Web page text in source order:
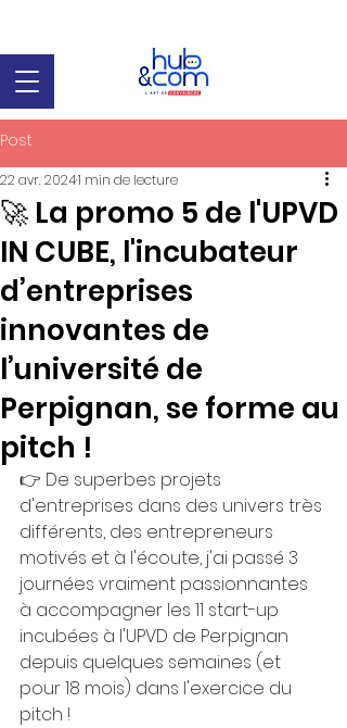
Post
🚀 La promo 5 de l'UPVD
IN CUBE, l'incubateur
d’entreprises
innovantes de
l’université de
Perpignan, se forme au
pitch !
22 avr. 20241 min de lecture
👉 De superbes projets
d'entreprises dans des univers très
différents, des entrepreneurs
motivés et à l'écoute, j'ai passé 3
journées vraiment passionnantes
à accompagner les 11 start-up
incubées à l'UPVD de Perpignan
depuis quelques semaines (et
pour 18 mois) dans l'exercice du
pitch !